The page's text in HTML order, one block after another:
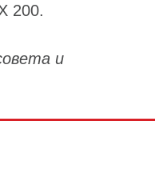
200.
и